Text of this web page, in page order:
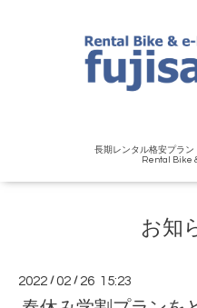
長期レンタル格安プラン
Rental Bike
お知
2022 /02 / 26 15:23